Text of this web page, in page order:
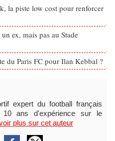
la piste low cost pour renforcer
ex, mais pas au Stade
du Paris FC pour Ilan Kebbal ?
expert du football français
ans d'expérience sur le
plus sur cet auteur